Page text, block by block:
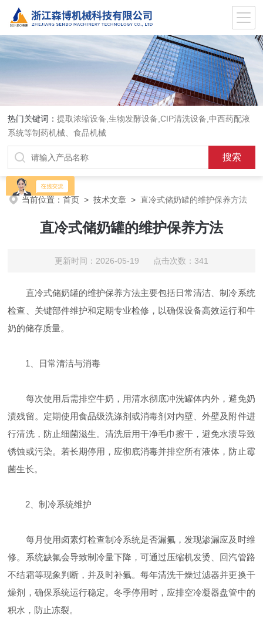
热门关键词：提取浓缩设备,生物发酵设备,CIP清洗设备,中西药配液
系统等制药机械、食品机械
当前位置：首页 >技术文章 > 直冷式储奶罐的维护保养方法
直冷式储奶罐的维护保养方法
更新时间：2026-05-19 点击次数：341
直冷式储奶罐的维护保养方法‌主要包括日常清洁、制冷系统
检查、关键部件维护和定期专业检修，以确保设备高效运行和牛
奶的储存质量。
‌1、日常清洁与消毒‌
每次使用后需排空牛奶，用清水彻底冲洗罐体内外，避免奶
渍残留。定期使用食品级洗涤剂或消毒剂对内壁、外壁及附件进
行清洗，防止细菌滋生。清洗后用干净毛巾擦干，避免水渍导致
锈蚀或污染。若长期停用，应彻底消毒并排空所有液体，防止霉
菌生长。
‌2、制冷系统维护‌
每月使用卤素灯检查制冷系统是否漏氟，发现渗漏应及时维
修。系统缺氟会导致制冷量下降，可通过压缩机发烫、回汽管路
不结霜等现象判断，并及时补氟。每年清洗干燥过滤器并更换干
燥剂，确保系统运行稳定。冬季停用时，应排空冷凝器盘管中的
积水，防止冻裂。